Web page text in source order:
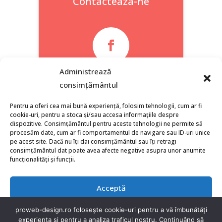
Administrează
consimțământul
Pentru a oferi cea mai bună experiență, folosim tehnologii, cum ar fi
cookie-uri, pentru a stoca și/sau accesa informațiile despre
dispozitive. Consimțământul pentru aceste tehnologii ne permite să
procesăm date, cum ar fi comportamentul de navigare sau ID-uri unice
pe acest site. Dacă nu îți dai consimțământul sau îți retragi
consimțământul dat poate avea afecte negative asupra unor anumite
funcționalități și funcții.
Acceptă
Refuză

Facebook
proweb-design.ro folosește cookie-uri pentru a vă îmbunătăți
experiența și pentru a analiza traficul nostru. Continuând să